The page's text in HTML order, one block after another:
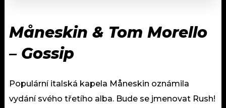
Måneskin & Tom Morello
– Gossip
Populární italská kapela Måneskin oznámila
vydání svého třetího alba. Bude se jmenovat Rush!